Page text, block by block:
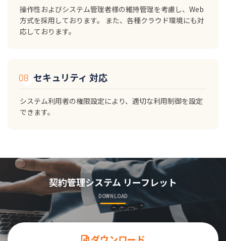
操作性およびシステム管理者様の維持管理を考慮し、Web
方式を採用しております。 また、各種クラウド環境にも対
応しております。
セキュリティ 対応
システム利用者の権限設定により、適切な利用制御を設定
できます。
契約管理システム リーフレット
DOWNLOAD